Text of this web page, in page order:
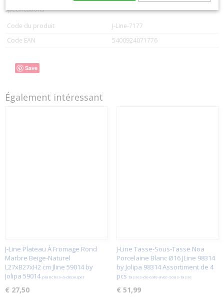
Spécifications
Code du produit
J-Line-7177
Code EAN
5400924071776
Save
Également intéressant
J-Line Plateau À Fromage Rond
Marbre Beige-Naturel
L27xB27xH2 cm Jline 59014 by
Jolipa 59014 planches-à-découper
€ 27,50
J-Line Tasse-Sous-Tasse Noa
Porcelaine Blanc Ø16 JLine 98314
by Jolipa 98314 Assortiment de 4
pcs tasses-de-cafe-avec-sous-tasse
€ 51,99